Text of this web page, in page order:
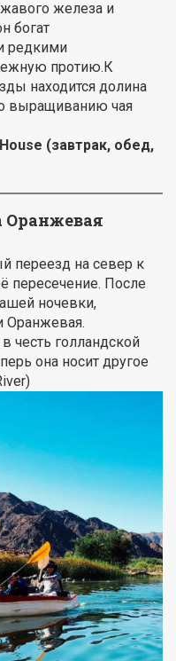
железа и
богат
редкими
протию.К
находится долина
выращиванию чая
(завтрак, обед,
Оранжевая
переезд на север к
пересечение. После
ночевки,
Оранжевая.
честь голландской
она носит другое